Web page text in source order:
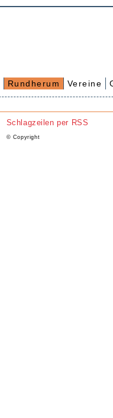
Rundherum Vereine
Schlagzeilen per RSS
© Copyright